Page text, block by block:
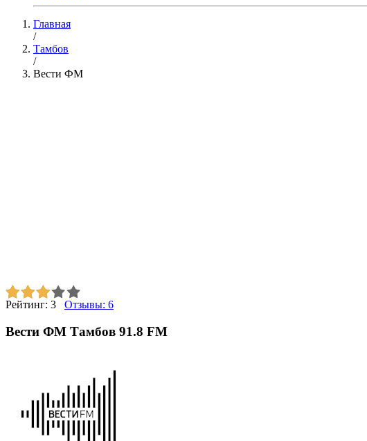
Главная
/
Тамбов
/
Вести ФМ
Рейтинг: 3 Отзывы: 6
Вести ФМ Тамбов 91.8 FM